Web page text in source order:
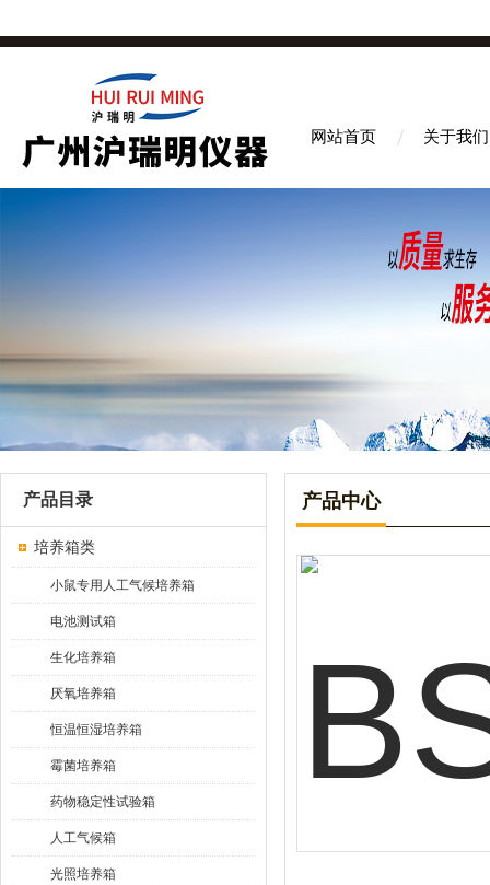
网站首页 关于我们
产品目录
培养箱类
小鼠专用人工气候培养箱
电池测试箱
生化培养箱
厌氧培养箱
恒温恒湿培养箱
霉菌培养箱
药物稳定性试验箱
人工气候箱
光照培养箱
产品中心